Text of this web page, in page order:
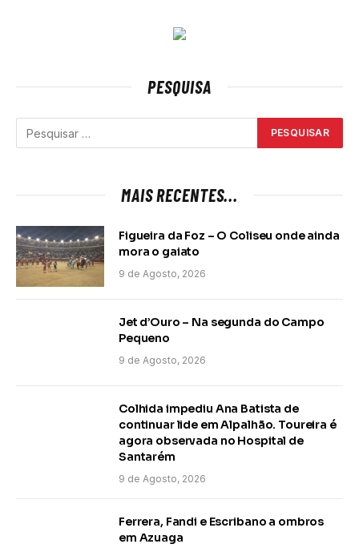
PESQUISA
MAIS RECENTES...
Figueira da Foz – O Coliseu onde ainda
mora o gaiato
9 de Agosto, 2026
Jet d’Ouro – Na segunda do Campo
Pequeno
9 de Agosto, 2026
Colhida impediu Ana Batista de
continuar lide em Alpalhão. Toureira é
agora observada no Hospital de
Santarém
9 de Agosto, 2026
Ferrera, Fandi e Escribano a ombros
em Azuaga